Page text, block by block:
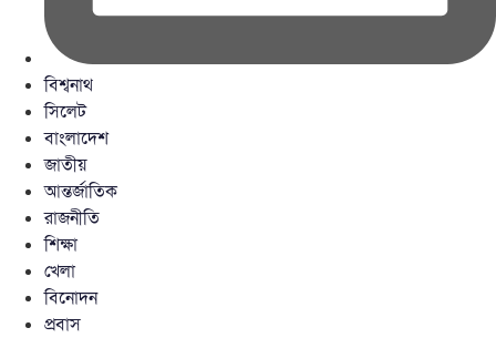
বিশ্বনাথ
সিলেট
বাংলাদেশ
জাতীয়
আন্তর্জাতিক
রাজনীতি
শিক্ষা
খেলা
বিনোদন
প্রবাস